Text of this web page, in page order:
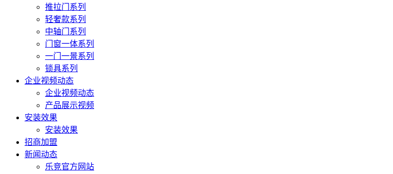
推拉门系列
轻奢款系列
中轴门系列
门窗一体系列
一门一景系列
锁具系列
企业视频动态
企业视频动态
产品展示视频
安装效果
安装效果
招商加盟
新闻动态
乐竞官方网站